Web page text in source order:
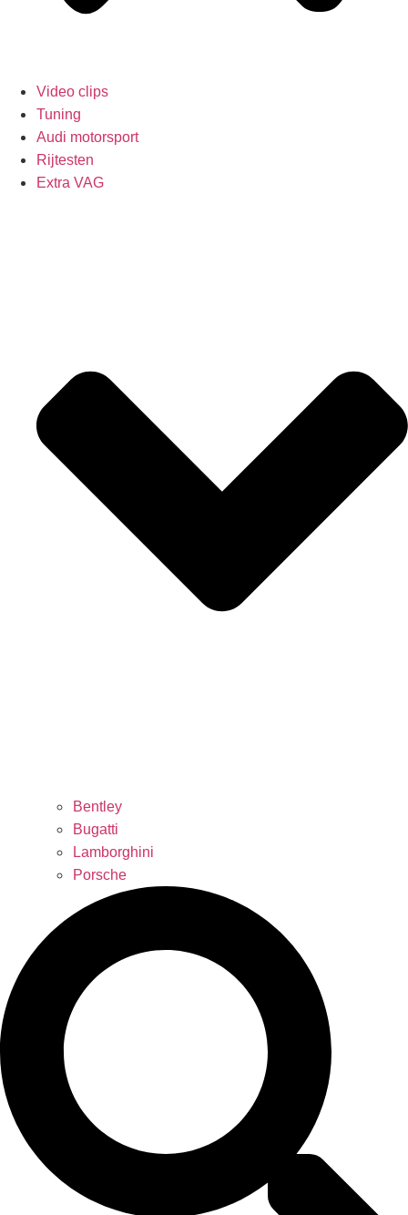
Video clips
Tuning
Audi motorsport
Rijtesten
Extra VAG
Bentley
Bugatti
Lamborghini
Porsche